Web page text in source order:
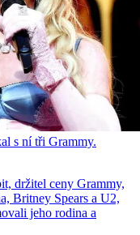
s ní tři Grammy.
držitel ceny Grammy,
Britney Spears a U2,
jeho rodina a